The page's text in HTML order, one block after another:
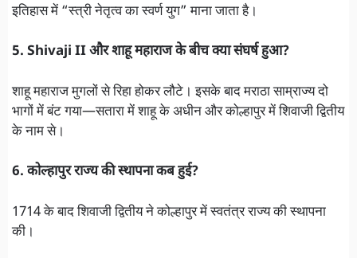
इतिहास में “स्त्री नेतृत्व का स्वर्ण युग” माना जाता है।
5. Shivaji II और शाहू महाराज के बीच क्या संघर्ष हुआ?
शाहू महाराज मुगलों से रिहा होकर लौटे। इसके बाद मराठा साम्राज्य दो
भागों में बंट गया—सतारा में शाहू के अधीन और कोल्हापुर में शिवाजी द्वितीय
के नाम से।
6. कोल्हापुर राज्य की स्थापना कब हुई?
1714 के बाद शिवाजी द्वितीय ने कोल्हापुर में स्वतंत्र राज्य की स्थापना
की।